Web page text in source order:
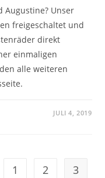
Augustine? Unser
freigeschaltet und
direkt
einmaligen
alle weiteren
JULI 4, 2019
Seite
1 2 3